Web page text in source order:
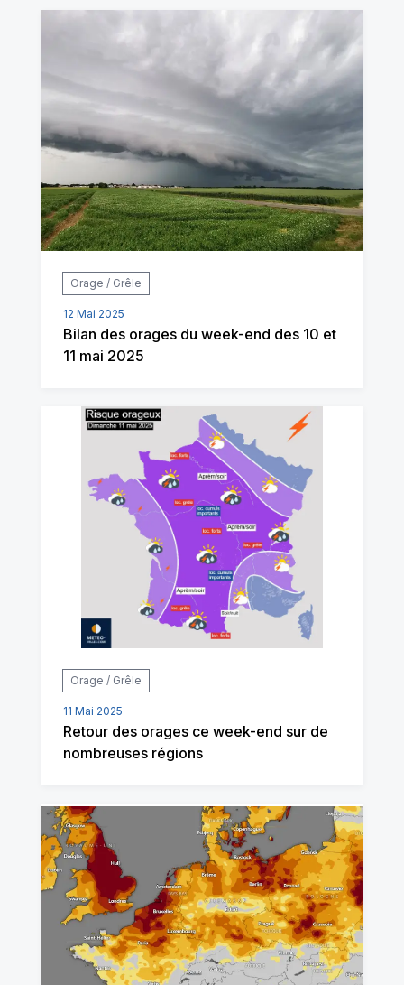
Orage / Grêle
12 Mai 2025
Bilan des orages du week-end des 10 et
11 mai 2025
Orage / Grêle
11 Mai 2025
Retour des orages ce week-end sur de
nombreuses régions